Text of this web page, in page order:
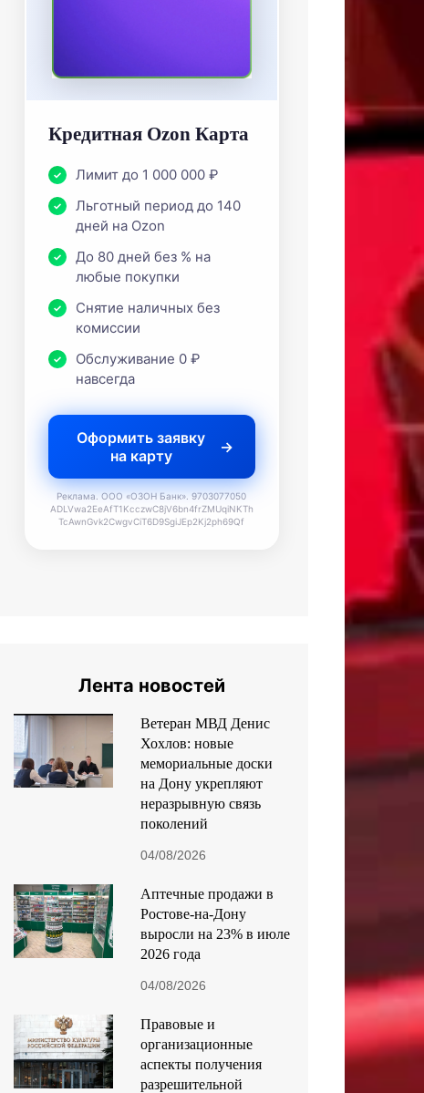
Кредитная Ozon Карта
Лимит до 1 000 000 ₽
Льготный период до 140
дней на Ozon
До 80 дней без % на
любые покупки
Снятие наличных без
комиссии
Обслуживание 0 ₽
навсегда
Оформить заявку
на карту
Реклама. ООО «ОЗОН Банк». 9703077050
ADLVwa2EeAfT1KcczwC8jV6bn4frZMUqiNKTh
TcAwnGvk2CwgvCiT6D9SgiJEp2Kj2ph69Qf
Лента новостей
Ветеран МВД Денис
Хохлов: новые
мемориальные доски
на Дону укрепляют
неразрывную связь
поколений
04/08/2026
Аптечные продажи в
Ростове-на-Дону
выросли на 23% в июле
2026 года
04/08/2026
Правовые и
организационные
аспекты получения
разрешительной